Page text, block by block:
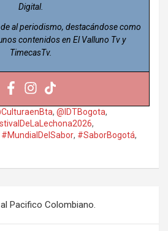
Digital.
al periodismo, destacándose como
contenidos en El Valluno Tv y
TimecasTv.
, @IDTBogota,
,
#MundialDelSabor, #SaborBogotá,
Pacifico Colombiano.